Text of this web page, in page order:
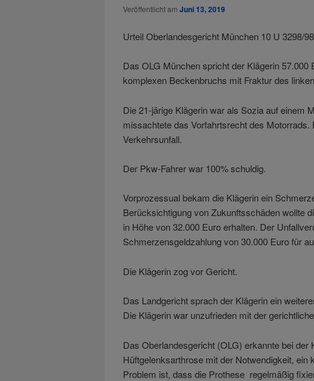
Veröffentlicht am Juni 13, 2019
Urteil Oberlandesgericht München 10 U 3298/
Das OLG München spricht der Klägerin
komplexen Beckenbruchs mit Fraktur des
Die 21-järige Klägerin war als Sozia auf einem
missachtete das Vorfahrtsrecht des
Verkehrsunfall.
Der Pkw-Fahrer war 100% schuldig.
Vorprozessual bekam die Klägerin ein
Berücksichtigung von Zukunftsschäden wollte
in Höhe von 32.000 Euro erhalten. Der
Schmerzensgeldzahlung von 30.000 Euro für
Die Klägerin zog vor Gericht.
Das Landgericht sprach der Klägerin ein
Die Klägerin war unzufrieden mit der
Das Oberlandesgericht (OLG) erkannte bei der
Hüftgelenksarthrose mit der Notwendigkeit,
Problem ist, dass die Prothese regelmäßig